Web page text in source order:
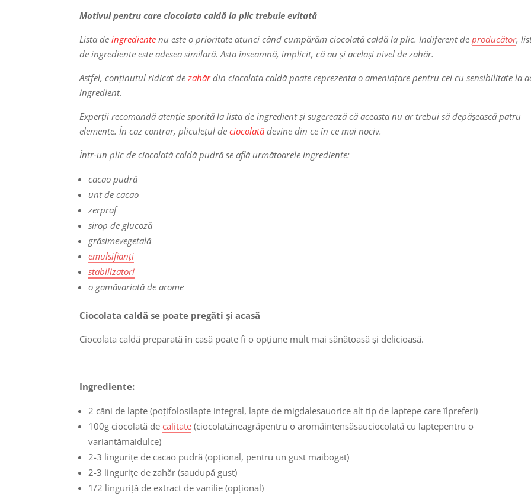
Motivul pentru care ciocolata caldă la plic trebuie evitată
Lista deingrediente nu este o prioritate atunci când cumpărăm ciocolată caldă la plic. Indiferent deproducător,
de ingrediente este adesea similară. Asta înseamnă, implicit, că au și același nivel de zahăr.
Astfel, conținutul ridicat dezahărdin ciocolata caldă poate reprezenta o amenințare pentru cei cu sensibilitate la
ingredient.
Experții recomandă atenție sporită la lista de ingredient și sugerează că aceasta nu ar trebui să depășească patru
elemente. În caz contrar, pliculețul deciocolată devine din ce în ce mai nociv.
Într-un plic de ciocolată caldă pudră se află următoarele ingrediente:
cacao pudră
unt de cacao
zerpraf
sirop de glucoză
grăsimevegetală
emulsifianți
stabilizatori
o gamăvariată de arome
Ciocolata caldă se poate pregăti și acasă
Ciocolata caldă preparată în casă poate fi o opțiune mult mai sănătoasă și delicioasă.
Ingrediente:
2 căni de lapte (poțifolosilapte integral, lapte de migdalesauorice alt tip de laptepe care îlpreferi)
100g ciocolată de calitate (ciocolatăneagrăpentru o aromăintensăsauciocolată cu laptepentru o
variantămaidulce)
2-3 lingurițe de cacao pudră (opțional, pentru un gust maibogat)
2-3 lingurițe de zahăr (saudupă gust)
1/2 linguriță de extract de vanilie (opțional)